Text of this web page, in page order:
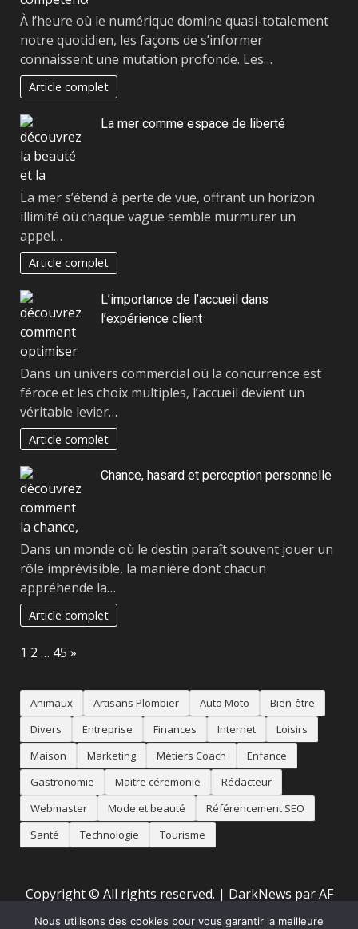
À l’heure où le numérique domine quasi-totalement
notre quotidien, les façons de s’informer
connaissent une mutation profonde. Les…
Article complet
La mer comme espace de liberté
La mer s’étend à perte de vue, offrant un horizon
illimité où chaque vague semble murmurer un
appel…
Article complet
L’importance de l’accueil dans
l’expérience client
Dans un univers commercial où la concurrence est
féroce et les choix multiples, l’accueil devient un
véritable levier…
Article complet
Chance, hasard et perception personnelle
Dans un monde où le destin paraît souvent jouer un
rôle imprévisible, la manière dont chacun
appréhende la…
Article complet
Page:
1 2 … 45 Next
»
Animaux Artisans Plombier Auto Moto
Bien-être
Divers
Entreprise Finances Internet
Loisirs
Maison
Marketing Métiers Coach
Enfance
Gastronomie
Maitre céremonie
Rédacteur
Webmaster
Mode et beauté
Référencement SEO
Santé
Technologie Tourisme
Copyright © All rights reserved. | DarkNews par AF
Nous utilisons des cookies pour vous garantir la meilleure